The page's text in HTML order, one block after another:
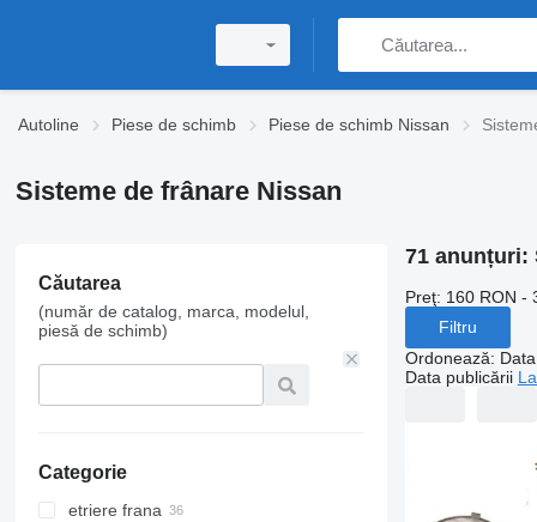
Autoline Piese de schimb Piese de schimb Nissan
Sisteme de frânare Nissan
Căutarea
(număr de catalog, marca, modelul,
piesă de schimb)
Categorie
etriere frana
71 anunțuri:
Preţ: 160 RON -
Filtru
Ordonează:
Data publicării